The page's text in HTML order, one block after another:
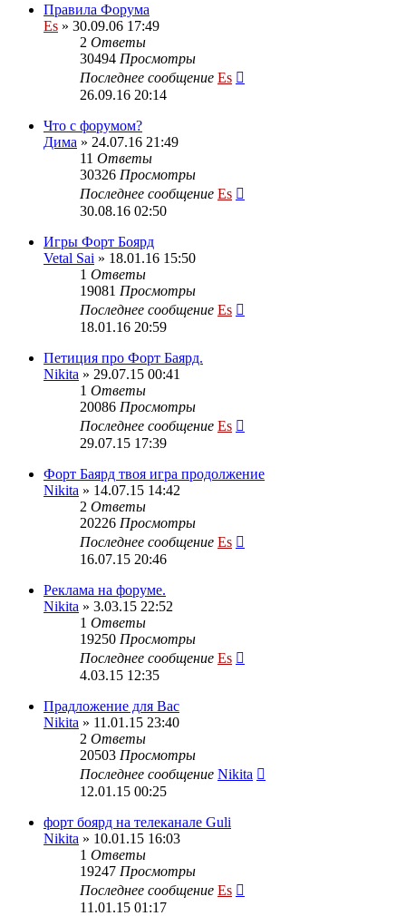
Правила Форума
Es » 30.09.06 17:49
2 Ответы
30494 Просмотры
Последнее сообщение Es
26.09.16 20:14
Что с форумом?
Дима » 24.07.16 21:49
11 Ответы
30326 Просмотры
Последнее сообщение Es
30.08.16 02:50
Игры Форт Боярд
Vetal Sai » 18.01.16 15:50
1 Ответы
19081 Просмотры
Последнее сообщение Es
18.01.16 20:59
Петиция про Форт Баярд.
Nikita » 29.07.15 00:41
1 Ответы
20086 Просмотры
Последнее сообщение Es
29.07.15 17:39
Форт Баярд твоя игра продолжение
Nikita » 14.07.15 14:42
2 Ответы
20226 Просмотры
Последнее сообщение Es
16.07.15 20:46
Реклама на форуме.
Nikita » 3.03.15 22:52
1 Ответы
19250 Просмотры
Последнее сообщение Es
4.03.15 12:35
Прадложение для Вас
Nikita » 11.01.15 23:40
2 Ответы
20503 Просмотры
Последнее сообщение Nikita
12.01.15 00:25
форт боярд на телеканале Guli
Nikita » 10.01.15 16:03
1 Ответы
19247 Просмотры
Последнее сообщение Es
11.01.15 01:17